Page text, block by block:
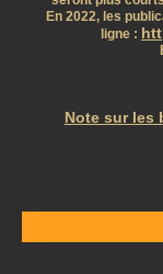
En 2022, les
ligne :
Note sur les